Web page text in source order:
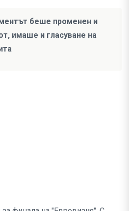
беше променен и
имаше и гласуване на